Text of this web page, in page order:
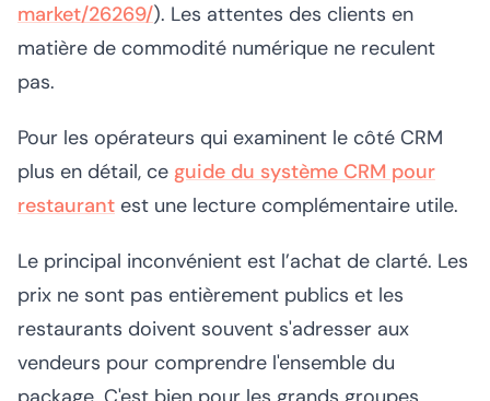
market/26269/). Les attentes des clients en
matière de commodité numérique ne reculent
pas.
Pour les opérateurs qui examinent le côté CRM
plus en détail, ce guide du système CRM pour
restaurant est une lecture complémentaire utile.
Le principal inconvénient est l’achat de clarté. Les
prix ne sont pas entièrement publics et les
restaurants doivent souvent s'adresser aux
vendeurs pour comprendre l'ensemble du